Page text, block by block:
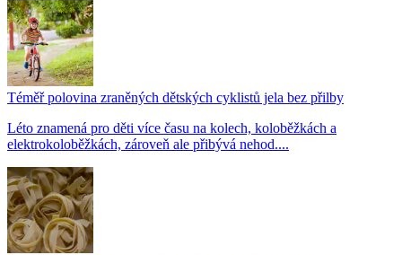
Téměř polovina zraněných dětských cyklistů jela bez přilby
Léto znamená pro děti více času na kolech, koloběžkách a
elektrokoloběžkách, zároveň ale přibývá nehod....